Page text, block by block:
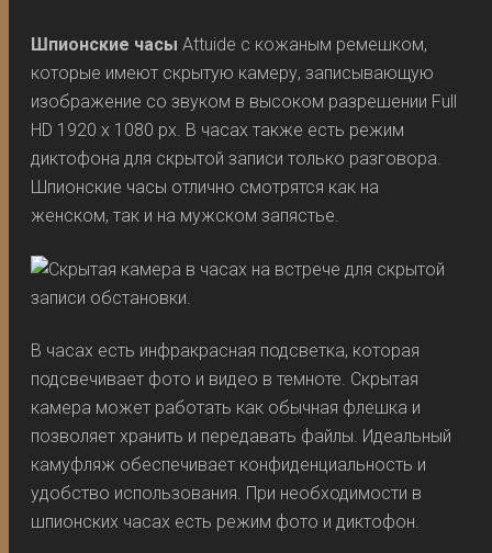
Шпионские часы Attuide с кожаным ремешком,
которые имеют скрытую камеру, записывающую
изображение со звуком в высоком разрешении Full
HD 1920 x 1080 px. В часах также есть режим
диктофона для скрытой записи только разговора.
Шпионские часы отлично смотрятся как на
женском, так и на мужском запястье.
В часах есть инфракрасная подсветка, которая
подсвечивает фото и видео в темноте. Скрытая
камера может работать как обычная флешка и
позволяет хранить и передавать файлы. Идеальный
камуфляж обеспечивает конфиденциальность и
удобство использования. При необходимости в
шпионских часах есть режим фото и диктофон.